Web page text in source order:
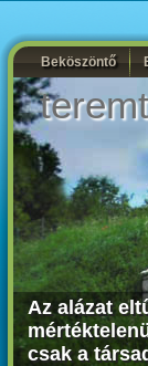
Beköszöntő
Az alázat
csak a